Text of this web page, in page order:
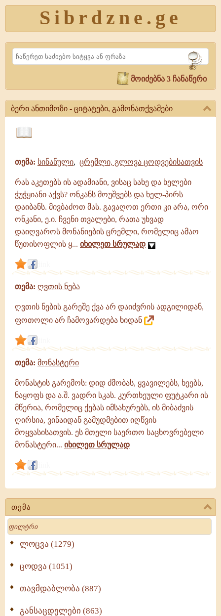
Sibrdzne.ge
Search
მოიძებნა 3 ჩანაწერი
თემა
Search
ლოცვა (1279)
ცოდვა (1051)
თავმდაბლობა (887)
განსაცდელები (863)
ბერი ანთიმოზი - ციტატები, გამონათქვამები
ბერი
ანთიმოზი
ციტატები,
გამონათქვამები
ბერი
ანთიმოზი
გამონათქვამები,
ციტატები
გამონათქვამები
თემა: სინანული, ცრემლი, გლოვა ცოდვებისათვის
რას აკეთებს ის ადამიანი, ვისაც სახე და ხელები
ჭუჭყიანი აქვს? ონკანს მოუშვებს და ხელ-პირს
დაიბანს. მივბაძოთ მას. გავაღოთ ერთი კი არა, ორი
ონკანი, ე.ი. ჩვენი თვალები, რათა უხვად
დაიღვაროს მონანიების ცრემლი, რომელიც ამაო
წუთისოფლის ყ... იხილეთ სრულად
თემა: ღვთის ნება
ღვთის ნების გარეშე ქვა არ დაიძვრის ადგილიდან,
ფოთოლი არ ჩამოვარდება ხიდან
თემა: მონასტერი
მონასტის გარემოს: დიდ ძმობას, ყვავილებს, ხეებს,
ნაყოფს და ა.შ. ვადრი სკას. კურთხეული ფუტკარი ის
მწერია, რომელიც ქებას იმსახურებს, ის მიბაძვის
ღირსია, ვინაიდან გამუდმებით იღწვის
მოყვასისათვის. ეს მთელი საერთო საცხოვრებელი
მონასტერი... იხილეთ სრულად